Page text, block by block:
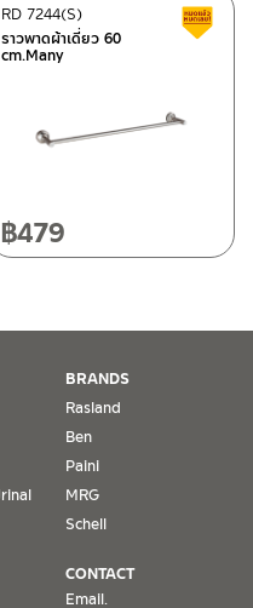
อ.ดอยสะเก็ด เชียงใหม่
.
หรือ ใบเสร็จ โดยทางบริษัทฯ
ทางบริษัทฯ ไม่สามารถให้
กสารดังกล่าว
สินค้าที่อยู่ในสภาพการใช้งาน
ภาพภายนอกอยู่ในสภาพที่ใช้
ะชิ้นส่วนที่แจ้ง เช่น ก๊อกน้ำ จะ
ค้าลดราคา เคลียร์สต็อก
ราวพาดผ้าเดี่ยว 60
cm.Many
RD 7244(S)
฿479
BRANDS
Rasland
Ben
Paini
MRG
Schell
CONTACT
Email.